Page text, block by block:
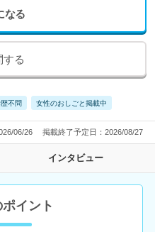
なる
する
不問 女性のおしごと掲載中
06/26 掲載終了予定日：2026/08/27
インタビュー
イント